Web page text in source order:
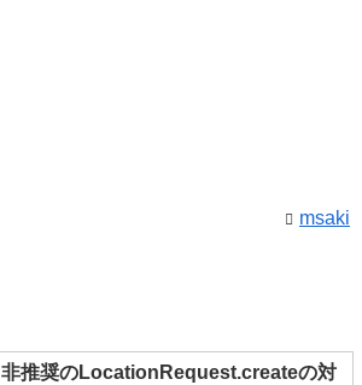
msaki
非推奨のLocationRequest.createの対